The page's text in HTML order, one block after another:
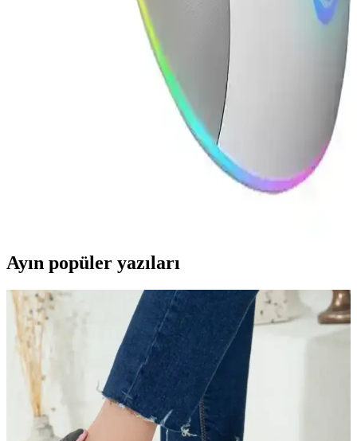
PRO 4K Karşılaştırması: Özellikler ve Kullanıcı
Logitech G G403 HERO ve Rampage ZENITH PRO 4K
farelerinin özellikleri, performansları ve kullanıcı yorumlarıyla
detaylı karşılaştırması. Hangi ürün ihtiyaçlarınıza daha uygun?
Rampage SMX-R21 ve SMX-R51 Oyuncu Fareleri
Bu karşılaştırmada Rampage SMX-R21 ile SMX-R51 farelerinin
Ayın popüler yazıları